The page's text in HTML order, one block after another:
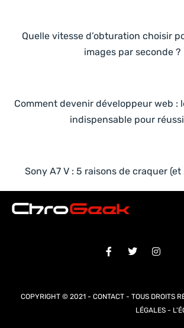
Quelle vitesse d’obturation choisir
images par seconde ?
Comment devenir développeur web :
indispensable pour
Sony A7 V : 5 raisons de craquer
COPYRIGHT © 2021 - CONTACT - TOUS DROITS
LÉGALES -